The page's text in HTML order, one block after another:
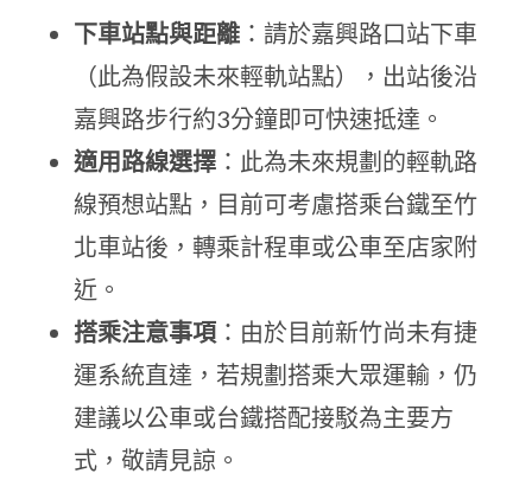
下車站點與距離 ：請於嘉興路口站下車
（此為假設未來輕軌站點），出站後沿
嘉興路步行約3分鐘即可快速抵達。
適用路線選擇 ：此為未來規劃的輕軌路
線預想站點，目前可考慮搭乘台鐵至竹
北車站後，轉乘計程車或公車至店家附
近。
搭乘注意事項 ：由於目前新竹尚未有捷
運系統直達，若規劃搭乘大眾運輸，仍
建議以公車或台鐵搭配接駁為主要方
式，敬請見諒。